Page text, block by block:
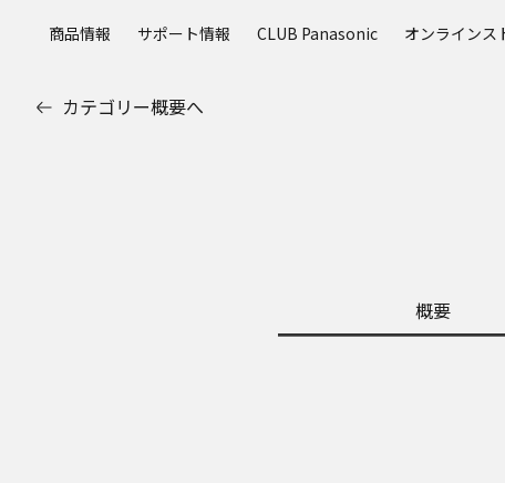
商品情報 サポート情報 CLUB Panasonic オンラインス
カテゴリー概要へ
概要